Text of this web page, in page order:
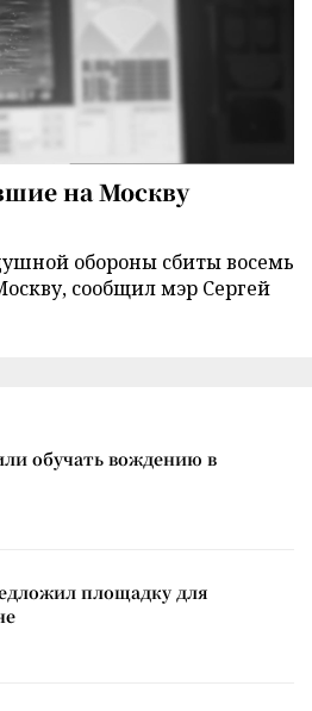
на Москву
обороны сбиты восемь
сообщил мэр Сергей
обучать вождению в
площадку для